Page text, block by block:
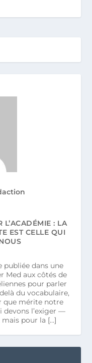
L’ACADÉMIE : LA
EST CELLE QUI
publiée dans une
Med aux côtés de
pour parler
du vocabulaire,
que mérite notre
devons l’exiger —
pour la […]